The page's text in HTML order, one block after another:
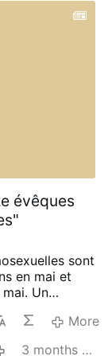
évêques
sont
en mai et
Un
qui
En 2025,
More
3 months ago